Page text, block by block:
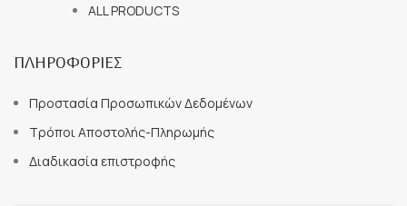
ALL PRODUCTS
ΠΛΗΡΟΦΟΡΙΕΣ
Προστασία Προσωπικών Δεδομένων
Τρόποι Αποστολής-Πληρωμής
Διαδικασία επιστροφής